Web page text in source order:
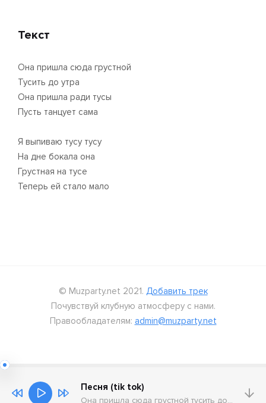
Текст
Она пришла сюда грустной
Тусить до утра
Она пришла ради тусы
Пусть танцует сама
Я выпиваю тусу тусу
На дне бокала она
Грустная на тусе
Теперь ей стало мало
© Muzparty.net 2021. Добавить трек
Почувствуй клубную атмосферу с нами.
Правообладателям: admin@muzparty.net
Песня (tik tok)
Она пришла сюда грустной тусить до утра